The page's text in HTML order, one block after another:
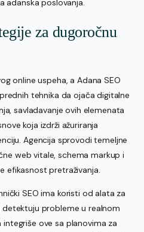
adanska poslovanja.
za dugoročnu
online uspeha, a Adana SEO
tehnika da ojača digitalne
savladavanje ovih elemenata
koja izdrži ažuriranja
Agencija sprovodi temeljne
web vitale, schema markup i
efikasnost pretraživanja.
SEO ima koristi od alata za
probleme u realnom
integriše ove sa planovima za